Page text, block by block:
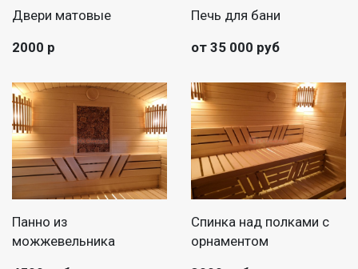
Двери матовые
2000 р
Печь для бани
от 35 000 руб
Панно из
можжевельника
Спинка над полками с
орнаментом